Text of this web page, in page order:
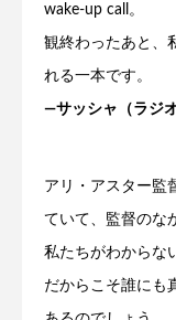
wake-up call。
観終わったあと、
れる一本です。
―サッシャ（ラジオ
アリ・アスター監
ていて、監督のな
私たちがわからな
だからこそ誰にも